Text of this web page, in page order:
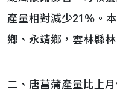
產量相對減少21％。
鄉、永靖鄉，雲林縣林
二、唐菖蒲產量比上